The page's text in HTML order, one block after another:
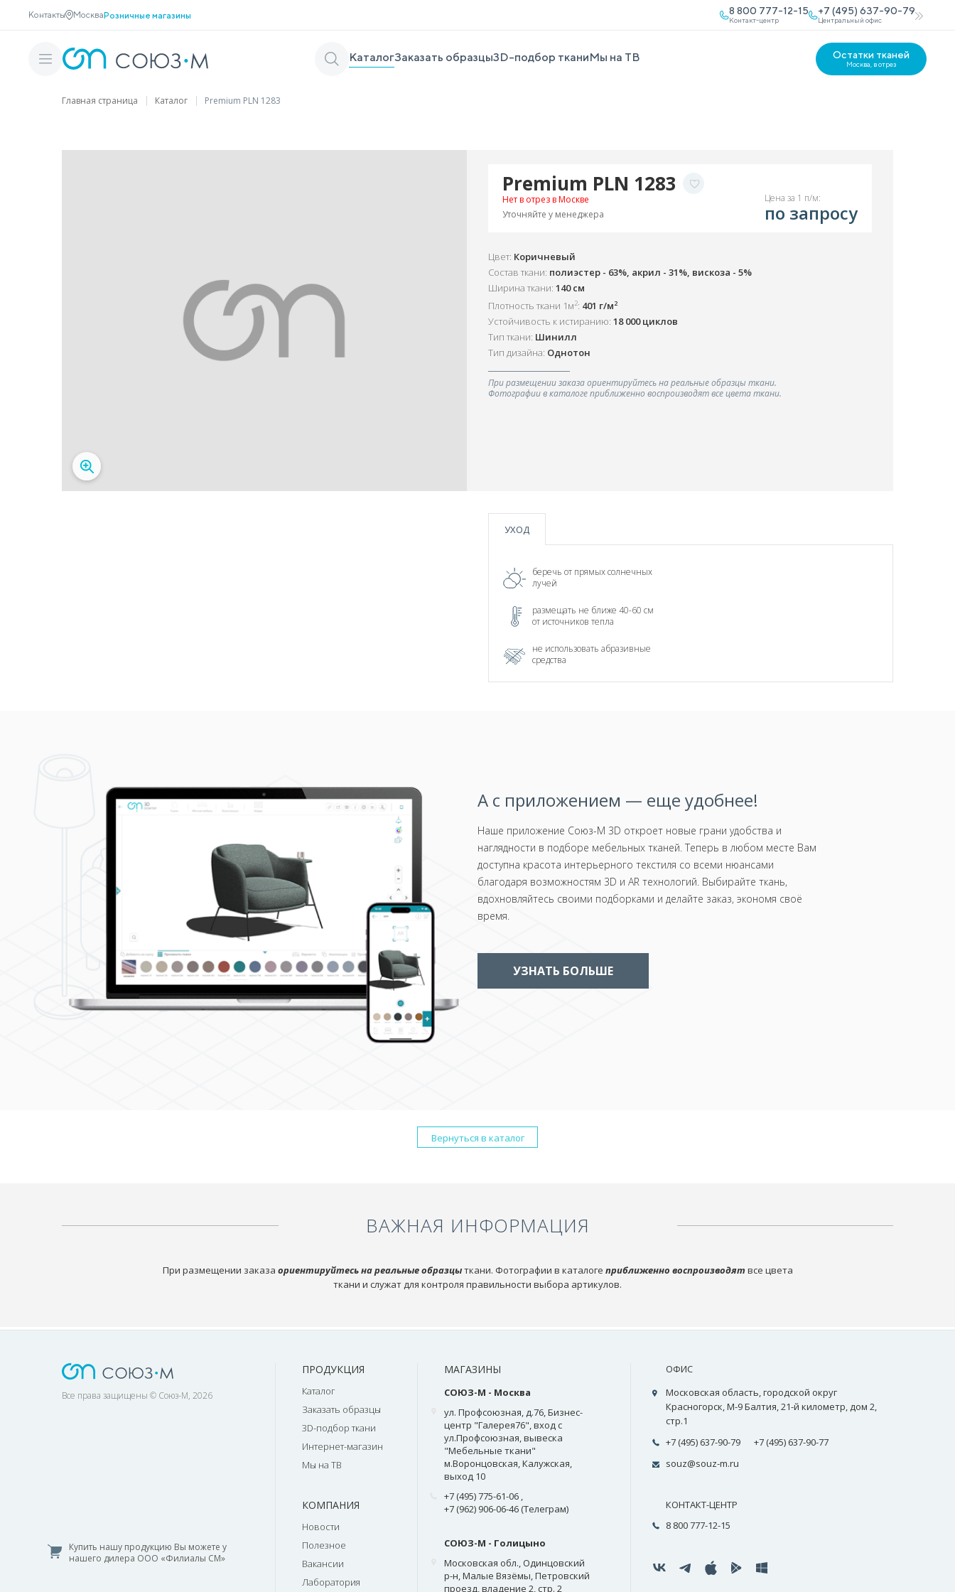
Контакты МоскваРозничные магазины 8 800 777-12-15
Контакт-центр
+7 (495) 637-90-79
Центральный офис
КаталогЗаказать образцы3D-подбор тканиМы на ТВ Остатки тканей
Москва, в отрез
Главная страница Каталог Premium PLN 1283
Premium PLN 1283
Нет в отрез в Москве
Уточняйте у менеджера
Цена за 1 п/м:
по запросу
Цвет: Коричневый
Состав ткани: полиэстер - 63%, акрил - 31%, вискоза - 5%
Ширина ткани: 140 см
Плотность ткани 1м2: 401 г/м2
Устойчивость к истиранию: 18 000 циклов
Тип ткани: Шинилл
Тип дизайна: Однотон
При размещении заказа ориентируйтесь на реальные образцы ткани.
Фотографии в каталоге приближенно воспроизводят все цвета ткани.
УХОД
беречь от прямых солнечных
лучей
размещать не ближе 40-60 см
от источников тепла
не использовать абразивные
средства
А с приложением — еще удобнее!
Наше приложение Союз-М 3D откроет новые грани удобства и
наглядности в подборе мебельных тканей. Теперь в любом месте Вам
доступна красота интерьерного текстиля со всеми нюансами
благодаря возможностям 3D и AR технологий. Выбирайте ткань,
вдохновляйтесь своими подборками и делайте заказ, экономя своё
время.
УЗНАТЬ БОЛЬШЕ
Вернуться в каталог
ВАЖНАЯ ИНФОРМАЦИЯ
При размещении заказа ориентируйтесь на реальные образцыткани. Фотографии в каталоге приближенно воспроизводят все цвета
ткани и служат для контроля правильности выбора артикулов.
Все права защищены © Союз-М, 2026
Купить нашу продукцию Вы можете у
нашего дилера ООО «Филиалы СМ»
ПРОДУКЦИЯ
Каталог
Заказать образцы
3D-подбор ткани
Интернет-магазин
Мы на ТВ
КОМПАНИЯ
Новости
Полезное
Вакансии
Лаборатория
МАГАЗИНЫ
СОЮЗ-М - Москва
ул. Профсоюзная, д.76, Бизнес-
центр "Галерея76", вход с
ул.Профсоюзная, вывеска
"Мебельные ткани"
м.Воронцовская, Калужская,
выход 10
+7 (495) 775-61-06 ,
+7 (962) 906-06-46 (Телеграм)
СОЮЗ-М - Голицыно
Московская обл., Одинцовский
р-н, Малые Вязёмы, Петровский
проезд, владение 2, стр. 2
ОФИС
Московская область, городской округ
Красногорск, М-9 Балтия, 21-й километр, дом 2,
стр.1
+7 (495) 637-90-79
+7 (495) 637-90-77
souz@souz-m.ru
КОНТАКТ-ЦЕНТР
8 800 777-12-15